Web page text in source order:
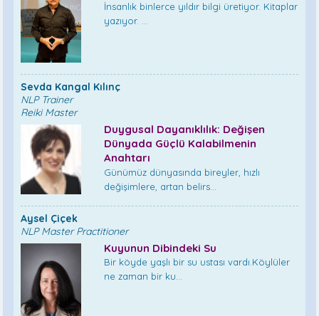
İnsanlık binlerce yıldır bilgi üretiyor. Kitaplar
yazıyor. ...
Sevda Kangal Kılınç
NLP Trainer
Reiki Master
Duygusal Dayanıklılık: Değişen
Dünyada Güçlü Kalabilmenin
Anahtarı
Günümüz dünyasında bireyler, hızlı
değişimlere, artan belirs...
Aysel Çiçek
NLP Master Practitioner
Kuyunun Dibindeki Su
Bir köyde yaşlı bir su ustası vardı.Köylüler
ne zaman bir ku...